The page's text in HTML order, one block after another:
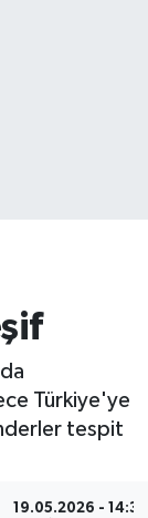
Türkiye'ye
tespit
19.05.2026 - 14:35